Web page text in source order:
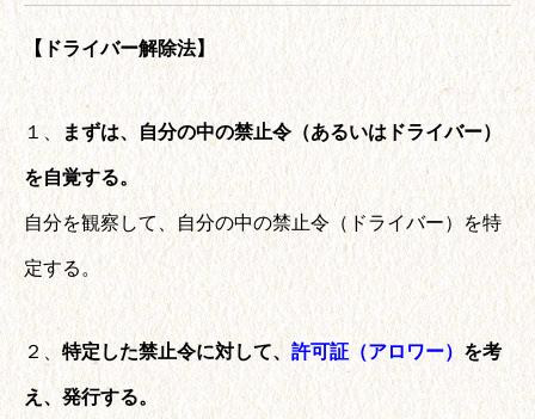
【ドライバー解除法】
１、 まずは、自分の中の禁止令（あるいはドライバー）
を自覚する。
自分を観察して、自分の中の禁止令（ドライバー）を特
定する。
２、 特定した禁止令に対して、 許可証（アロワー） を考
え、発行する。